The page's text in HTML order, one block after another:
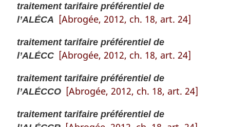
traitement tarifaire préférentiel de
l’ALÉCA [Abrogée, 2012, ch. 18, art. 24]
traitement tarifaire préférentiel de
l’ALÉCC [Abrogée, 2012, ch. 18, art. 24]
traitement tarifaire préférentiel de
l’ALÉCCO [Abrogée, 2012, ch. 18, art. 24]
traitement tarifaire préférentiel de